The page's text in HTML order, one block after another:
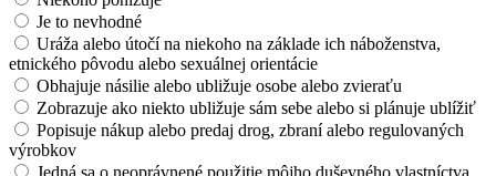
Je to nevhodné
Uráža alebo útočí na niekoho na základe ich náboženstva,
etnického pôvodu alebo sexuálnej orientácie
Obhajuje násilie alebo ubližuje osobe alebo zvieraťu
Zobrazuje ako niekto ubližuje sám sebe alebo si plánuje ublížiť
Popisuje nákup alebo predaj drog, zbraní alebo regulovaných
výrobkov
Jedná sa o neoprávnené použitie môjho duševného vlastníctva